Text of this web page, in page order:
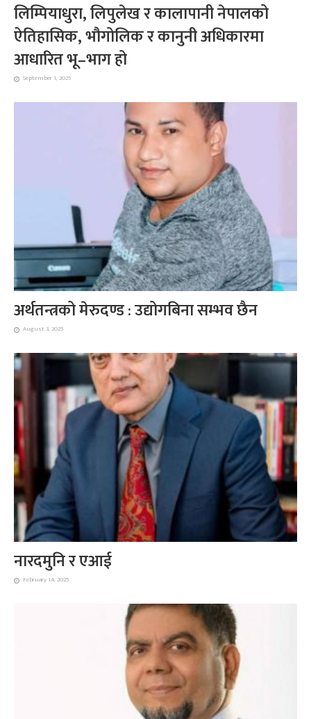
लिम्पियाधुरा, लिपुलेख र कालापानी नेपालको
ऐतिहासिक, भौगोलिक र कानुनी अधिकारमा
आधारित भू–भाग हो
September 1, 2025
अर्थतन्त्रको मेरुदण्ड : उद्योगबिना सम्भव छैन
August 3, 2025
नारदमुनि र एआई
February 14, 2025